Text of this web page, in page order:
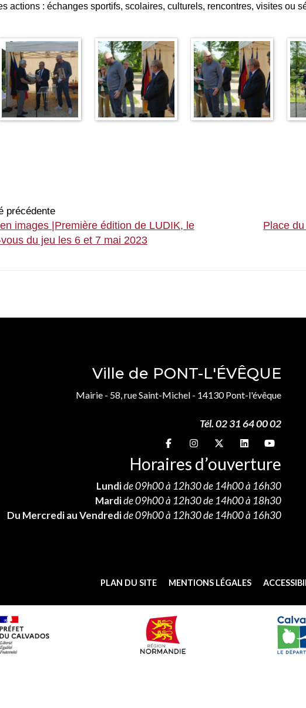
actions : échanges sportifs, scolaires, culturels, rencontres, visites ou
précédente
images |Première édition de LUDIK, le
du jeu les 6 et 7 mai 2023
Place
Ville de PONT-L'ÉVÊQUE
Mairie - 58, rue Saint-Michel - 14130 Pont-l'évêque
Tél. 02 31 64 00 02
Suivez-nous sur
Suivez-nous sur
Suivez-nous sur
Suivez-nous sur
Suivez-
Horaires d’ouverture
Lundide 09h00 à 12h30 de 14h00 à 16h30
Mardide 09h00 à 12h30 de 14h00 à 18h30
Du Mercredi au Vendredide 09h00 à 12h30 de 14h00 à 16h30
PLAN DU SITE MENTIONS LÉGALES